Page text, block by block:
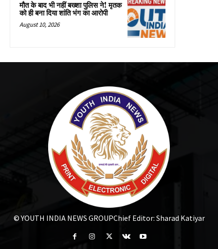
मौत के बाद भी नहीं बख्शा पुलिस ने! मृतक
को ही बना दिया शांति भंग का आरोपी
August 10, 2026
© YOUTH INDIA NEWS GROUPChief Editor: Sharad Katiyar